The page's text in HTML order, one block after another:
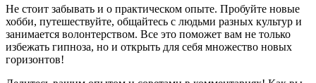
Не стоит забывать и о практическом опыте. Пробуйте новые
хобби, путешествуйте, общайтесь с людьми разных культур и
занимается волонтерством. Все это поможет вам не только
избежать гипноза, но и открыть для себя множество новых
горизонтов!